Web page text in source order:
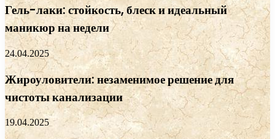
Гель-лаки: стойкость, блеск и идеальный
маникюр на недели
24.04.2025
Жироуловители: незаменимое решение для
чистоты канализации
19.04.2025